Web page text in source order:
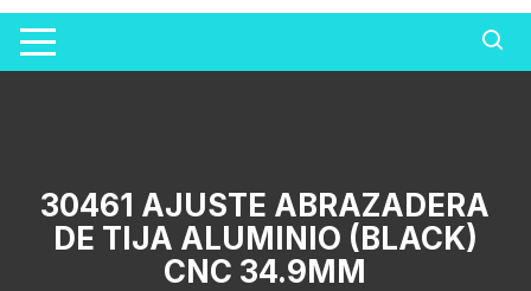
30461 AJUSTE ABRAZADERA
DE TIJA ALUMINIO (BLACK)
CNC 34.9MM